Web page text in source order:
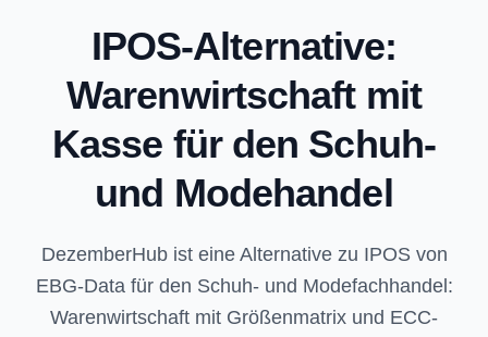
IPOS-Alternative:
Warenwirtschaft mit
Kasse für den Schuh-
und Modehandel
DezemberHub ist eine Alternative zu IPOS von
EBG-Data für den Schuh- und Modefachhandel:
Warenwirtschaft mit Größenmatrix und ECC-